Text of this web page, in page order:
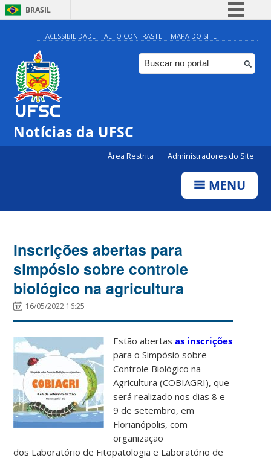
BRASIL
Simplifique!
Comunica BR
Participe
ACESSIBILIDADE ALTO CONTRASTE MAPA DO SITE
Notícias da UFSC
Área Restrita Administradores do Site
MENU
Inscrições abertas para
simpósio sobre controle
biológico na agricultura
16/05/2022 16:25
Estão abertas as inscrições
para o Simpósio sobre
Controle Biológico na
Agricultura (COBIAGRI), que
será realizado nos dias 8 e
9 de setembro, em
Florianópolis, com
organização
dos Laboratório de Fitopatologia e Laboratório de